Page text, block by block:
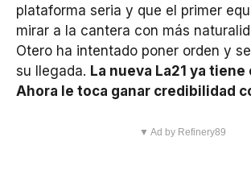
plataforma seria y que el primer
mirar a la cantera con más
Otero ha intentado poner orden y
su llegada. La nueva La21 ya
Ahora le toca ganar credibilidad
▼ Ad by Refinery89